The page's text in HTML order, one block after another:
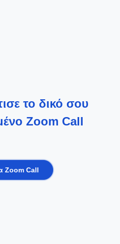
το δικό σου
Zoom Call
Zoom Call